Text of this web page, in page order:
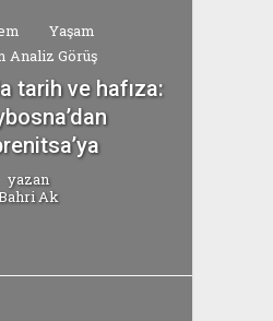
Yaşam
Analiz Görüş
tarih ve hafıza:
yazan
Ak